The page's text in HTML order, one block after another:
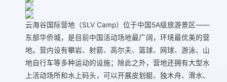
云海谷国际营地（SLV Camp）位于中国5A级旅游景区——
东部华侨城，是目前中国活动场地最广阔，环境最优美的营
地。营内设有攀岩、射箭、高尔夫、篮球、网球、游泳、山
地自行车等多种运动的设施；除此之外，营地还拥有大型水
上活动场所和水上码头，可以开展皮划艇、独木舟、滑水、